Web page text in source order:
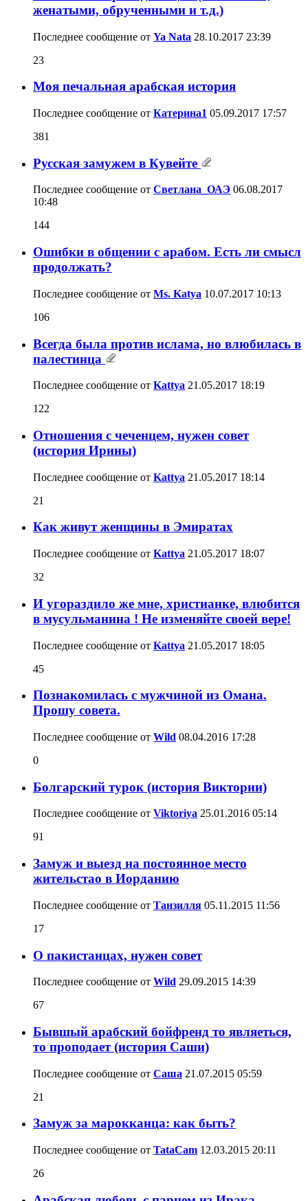
женатыми, обрученными и т.д.)
Последнее сообщение от Ya Nata 28.10.2017 23:39
23
Моя печальная арабская история
Последнее сообщение от Катерина1 05.09.2017 17:57
381
Русская замужем в Кувейте
Последнее сообщение от Светлана_ОАЭ 06.08.2017
10:48
144
Ошибки в общении с арабом. Есть ли смысл
продолжать?
Последнее сообщение от Ms. Katya 10.07.2017 10:13
106
Всегда была против ислама, но влюбилась в
палестинца
Последнее сообщение от Kattya 21.05.2017 18:19
122
Отношения с чеченцем, нужен совет
(история Ирины)
Последнее сообщение от Kattya 21.05.2017 18:14
21
Как живут женщины в Эмиратах
Последнее сообщение от Kattya 21.05.2017 18:07
32
И угораздило же мне, христианке, влюбится
в мусульманина ! Не изменяйте своей вере!
Последнее сообщение от Kattya 21.05.2017 18:05
45
Познакомилась с мужчиной из Омана.
Прошу совета.
Последнее сообщение от Wild 08.04.2016 17:28
0
Болгарский турок (история Виктории)
Последнее сообщение от Viktoriya 25.01.2016 05:14
91
Замуж и выезд на постоянное место
жительстао в Иорданию
Последнее сообщение от Танзилля 05.11.2015 11:56
17
О пакистанцах, нужен совет
Последнее сообщение от Wild 29.09.2015 14:39
67
Бывшый арабский бойфренд то являеться,
то проподает (история Саши)
Последнее сообщение от Саша 21.07.2015 05:59
21
Замуж за марокканца: как быть?
Последнее сообщение от TataCam 12.03.2015 20:11
26